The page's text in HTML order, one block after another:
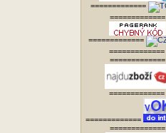
=============
=============
=============
=============
=============
=============
=============
=============